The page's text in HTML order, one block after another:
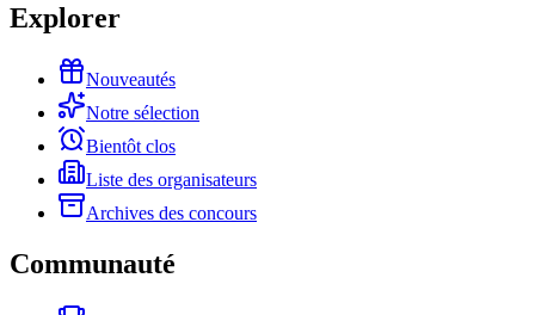
Explorer
Nouveautés
Notre sélection
Bientôt clos
Liste des organisateurs
Archives des concours
Communauté